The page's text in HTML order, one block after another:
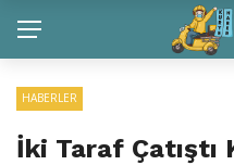
HABERLER
İki Taraf Çatıştı